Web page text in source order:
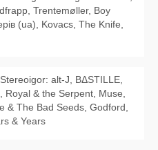
Trentemøller, Boy
(ua), Kovacs, The Knife,
alt‑J, BΔSTILLE,
& the Serpent, Muse,
& The Bad Seeds, Godford,
& Years